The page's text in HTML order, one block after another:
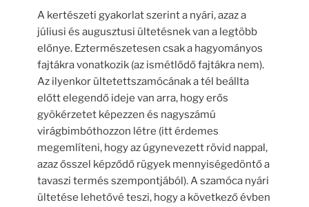
A kertészeti gyakorlat szerint a nyári, azaz a
júliusi és augusztusi ültetésnek van a legtöbb
előnye. Eztermészetesen csak a hagyományos
fajtákra vonatkozik (az ismétlődő fajtákra nem).
Az ilyenkor ültetettszamócának a tél beállta
előtt elegendő ideje van arra, hogy erős
gyökérzetet képezzen és nagyszámú
virágbimbóthozzon létre (itt érdemes
megemlíteni, hogy az úgynevezett rövid nappal,
azaz ősszel képződő rügyek mennyiségedöntő a
tavaszi termés szempontjából). A szamóca nyári
ültetése lehetővé teszi, hogy a következő évben